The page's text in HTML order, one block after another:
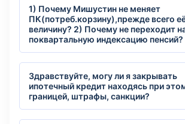
1) Почему Мишустин не меняет
ПК(потреб.корзину),прежде всего
величину? 2) Почему не переходит
поквартальную индексацию пенсий?
Здравствуйте, могу ли я закрывать
ипотечный кредит находясь при
границей, штрафы, санкции?